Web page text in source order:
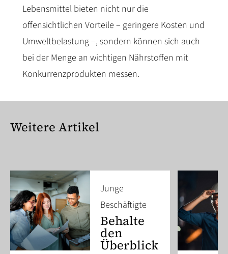
Lebensmittel bieten nicht nur die
offensichtlichen Vorteile – geringere Kosten und
Umweltbelastung –, sondern können sich auch
bei der Menge an wichtigen Nährstoffen mit
Konkurrenzprodukten messen.
Weitere Artikel
Junge
Beschäftigte
Behalte
den
Überblick